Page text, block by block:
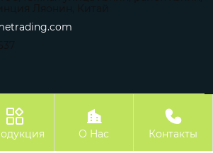
Хуэйфэнтай Импорт и Экспорт Ко.
 
О Hас

Контакты